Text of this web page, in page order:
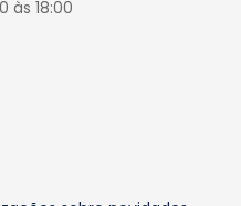
às 18:00